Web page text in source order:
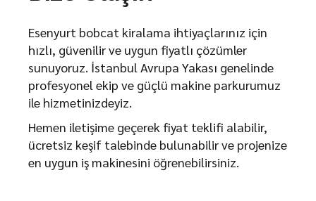
Esenyurt bobcat kiralama ihtiyaçlarınız için
hızlı, güvenilir ve uygun fiyatlı çözümler
sunuyoruz. İstanbul Avrupa Yakası genelinde
profesyonel ekip ve güçlü makine parkurumuz
ile hizmetinizdeyiz.
Hemen iletişime geçerek fiyat teklifi alabilir,
ücretsiz keşif talebinde bulunabilir ve projenize
en uygun iş makinesini öğrenebilirsiniz.